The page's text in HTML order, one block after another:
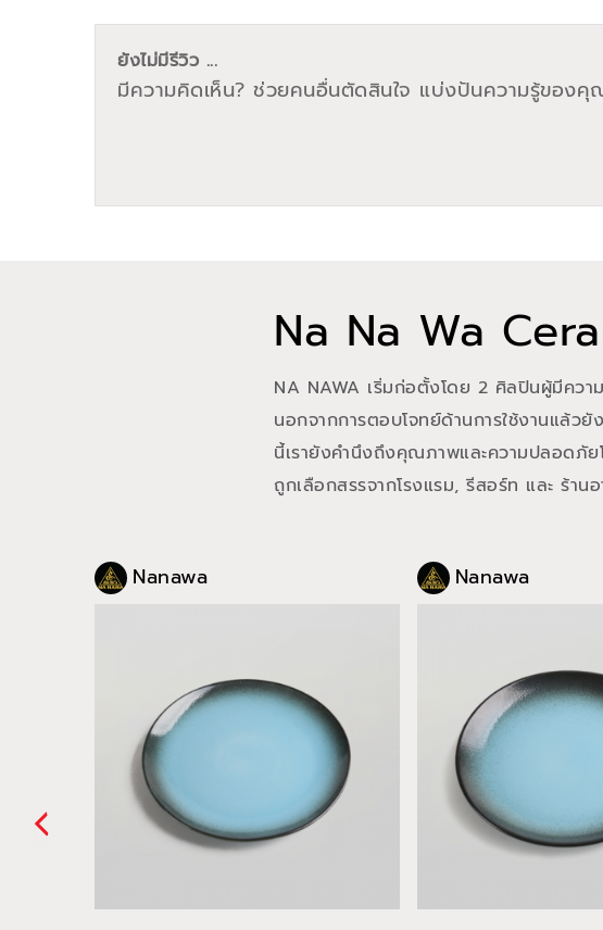
Na Na Wa
NA NAWA เริ่มก่อตั้งโดย 2 ศิลปินผู้มีควา
นอกจากการตอบโจทย์ด้านการใช้งานแล้ว
นี้เรายังคำนึงถึงคุณภาพและความปลอดภัย
ถูกเลือกสรรจากโรงแรม, รีสอร์ท และ ร้า
Nanawa Nanawa
ยังไม่มีรีวิว ...
มีความคิดเห็น? ช่วยคนอื่นตัดสินใจ แบ่งปันความรู้ของ